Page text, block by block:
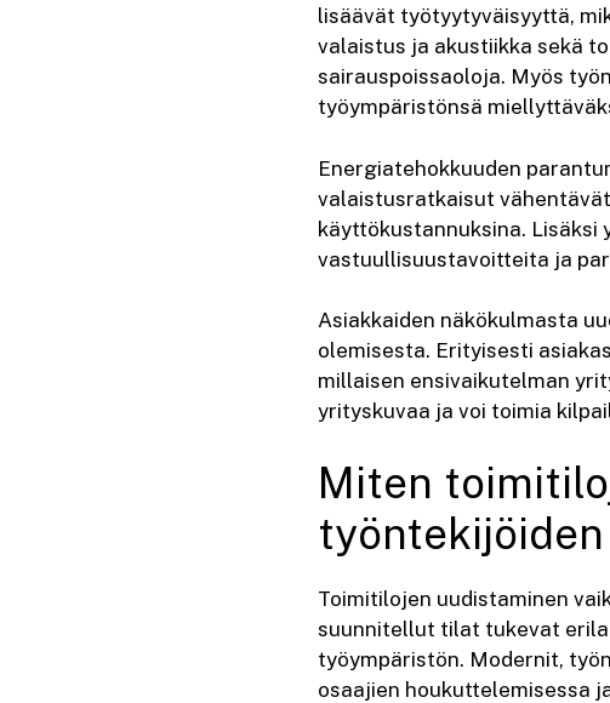
lisäävät työtyytyväisyyttä,
valaistus ja akustiikka sekä
sairauspoissaoloja. Myös
työympäristönsä
Energiatehokkuuden
valaistusratkaisut
käyttökustannuksina.
vastuullisuustavoitteita ja
Asiakkaiden näkökulmasta
olemisesta. Erityisesti
millaisen ensivaikutelman
yrityskuvaa ja voi toimia
Miten
Toimitilojen uudistaminen
suunnitellut tilat tukevat
työympäristön. Modernit,
osaajien houkuttelemisessa